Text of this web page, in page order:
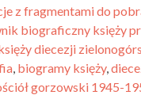
z fragmentami do
biograficzny księży
diecezji
, biogramy księży,
gorzowski 1945-